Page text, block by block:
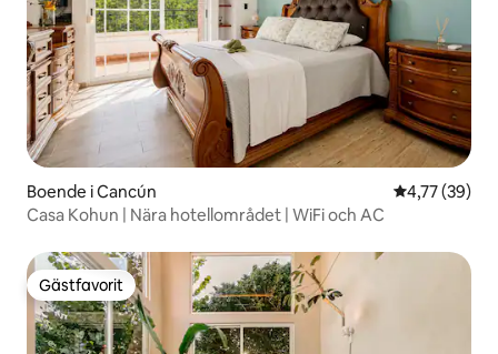
Boende i Cancún 4,77 av 5 i
4,77 (39)
Casa Kohun | Nära hotellområdet | WiFi och AC
Gästfavorit
Gästfavorit